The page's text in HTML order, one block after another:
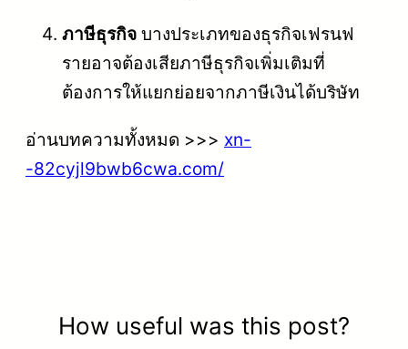
ภาษีธุรกิจ บางประเภทของธุรกิจเฟรนฟ
รายอาจต้องเสียภาษีธุรกิจเพิ่มเติมที่
ต้องการให้แยกย่อยจากภาษีเงินได้บริษัท
อ่านบทความทั้งหมด >>> xn-
-82cyjl9bwb6cwa.com/
How useful was this post?